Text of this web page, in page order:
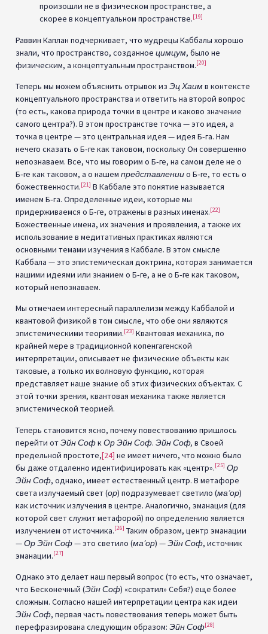
произошли не в физическом пространстве, а
скорее в концептуальном пространстве.[19]
Раввин Каплан подчеркивает, что мудрецы Каббалы хорошо
знали, что пространство, созданное цимцум, было не
физическим, а концептуальным пространством.[20]
Теперь мы можем объяснить отрывок из Эц Хаимв контексте
концептуального пространства и ответить на второй вопрос
(то есть, какова природа точки в центре и каково значение
самого центра?). В этом пространстве точка — это идея, а
точка в центре — это центральная идея — идея Б‑га. Нам
нечего сказать о Б‑ге как таковом, поскольку Он совершенно
непознаваем. Все, что мы говорим о Б‑ге, на самом деле не о
Б‑ге как таковом, а о нашем представлениио Б‑ге, то есть о
божественности.[21] В Каббале это понятие называется
именем Б‑га. Определенные идеи, которые мы
придерживаемся о Б‑ге, отражены в разных именах.[22]
Божественные имена, их значения и проявления, а также их
использование в медитативных практиках являются
основными темами изучения в Каббале. В этом смысле
Каббала — это эпистемическая доктрина, которая занимается
нашими идеями или знанием о Б‑ге, а не о Б‑ге как таковом,
который непознаваем.
Мы отмечаем интересный параллелизм между Каббалой и
квантовой физикой в том смысле, что обе они являются
эпистемическими теориями.[23] Квантовая механика, по
крайней мере в традиционной копенгагенской
интерпретации, описывает не физические объекты как
таковые, а только их волновую функцию, которая
представляет наше знание об этих физических объектах. С
этой точки зрения, квантовая механика также является
эпистемической теорией.
Теперь становится ясно, почему повествованию пришлось
перейти отЭйн СофкОр Эйн Соф. Эйн Соф, в Своей
предельной простоте,[24] не имеет ничего, что можно было
бы даже отдаленно идентифицировать как «центр».[25] Ор
Эйн Соф, однако, имеет естественный центр. В метафоре
света излучаемый свет (ор) подразумевает светило (ма’ор)
как источник излучения в центре. Аналогично, эманация (для
которой свет служит метафорой) по определению является
излучением от источника.[26] Таким образом, центр эманации
—Ор Эйн Соф— это светило (ма’ор) —Эйн Соф, источник
эманации.[27]
Однако это делает наш первый вопрос (то есть, что означает,
что Бесконечный (Эйн Соф) «сократил» Себя?) еще более
сложным. Согласно нашей интерпретации центра как идеи
Эйн Соф, первая часть повествования теперь может быть
перефразирована следующим образом: Эйн Соф[28]